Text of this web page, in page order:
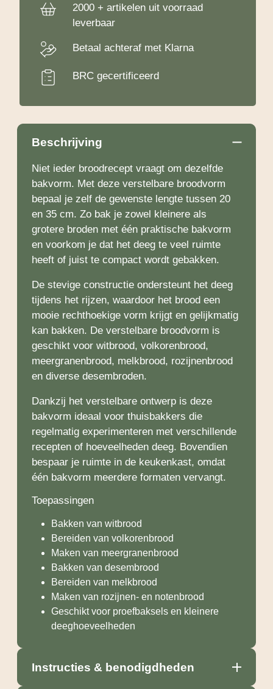
2000 + artikelen uit voorraad
leverbaar
Betaal achteraf met Klarna
BRC gecertificeerd
Beschrijving
Niet ieder broodrecept vraagt om dezelfde
bakvorm. Met deze verstelbare broodvorm
bepaal je zelf de gewenste lengte tussen 20
en 35 cm. Zo bak je zowel kleinere als
grotere broden met één praktische bakvorm
en voorkom je dat het deeg te veel ruimte
heeft of juist te compact wordt gebakken.
De stevige constructie ondersteunt het deeg
tijdens het rijzen, waardoor het brood een
mooie rechthoekige vorm krijgt en gelijkmatig
kan bakken. De verstelbare broodvorm is
geschikt voor witbrood, volkorenbrood,
meergranenbrood, melkbrood, rozijnenbrood
en diverse desembroden.
Dankzij het verstelbare ontwerp is deze
bakvorm ideaal voor thuisbakkers die
regelmatig experimenteren met verschillende
recepten of hoeveelheden deeg. Bovendien
bespaar je ruimte in de keukenkast, omdat
één bakvorm meerdere formaten vervangt.
Toepassingen
Bakken van witbrood
Bereiden van volkorenbrood
Maken van meergranenbrood
Bakken van desembrood
Bereiden van melkbrood
Maken van rozijnen- en notenbrood
Geschikt voor proefbaksels en kleinere
deeghoeveelheden
Instructies & benodigdheden